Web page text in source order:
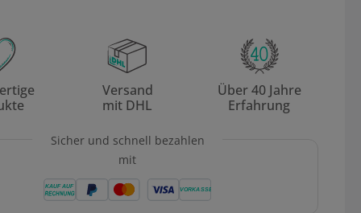
Versand
mit DHL
Über 40 Jahre
Erfahrung
Sicher und schnell bezahlen
mit